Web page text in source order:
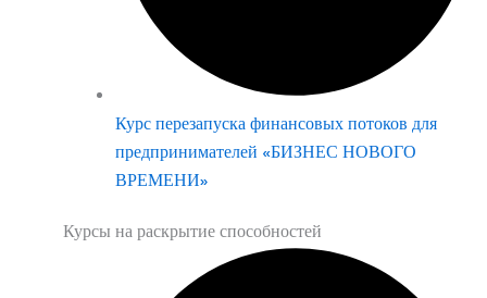
Курс перезапуска финансовых потоков для
предпринимателей «БИЗНЕС НОВОГО
ВРЕМЕНИ»
Курсы на раскрытие способностей